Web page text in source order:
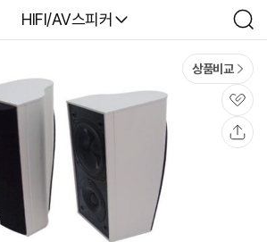
다나와
HIFI/AV스피커
검
색
상품비교
관
심